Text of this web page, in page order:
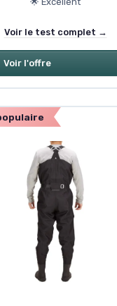
Voir le test complet →
Voir l'offre